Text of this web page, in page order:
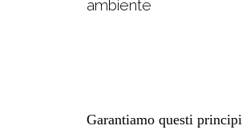
ambiente
Garantiamo questi principi